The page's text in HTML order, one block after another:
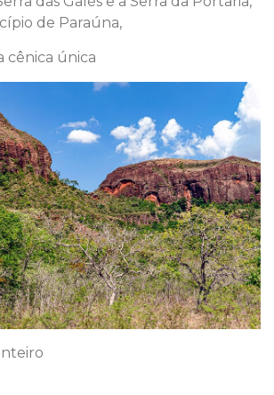
de Paraúna,
cênica única